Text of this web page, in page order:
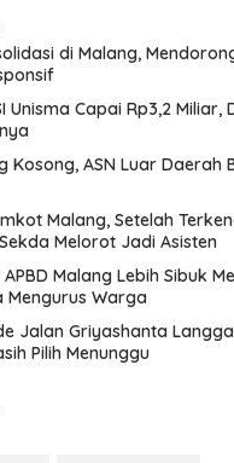
di Malang,
Unisma Capai Rp3,2 Miliar,
Kosong, ASN Luar Daerah
Malang, Setelah
Melorot Jadi Asisten
Malang Lebih Sibuk
Warga
Jalan Griyashanta
Pilih Menunggu